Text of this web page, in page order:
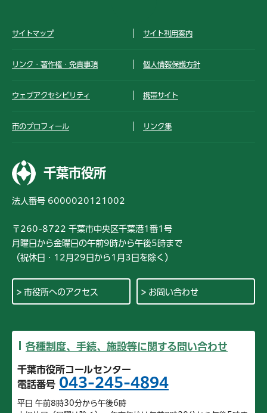
サイトマップ サイト利用案内
リンク・著作権・免責事項 個人情報保護方針
ウェブアクセシビリティ 携帯サイト
市のプロフィール リンク集
千葉市役所
法人番号 6000020121002
〒260-8722 千葉市中央区千葉港1番1号
月曜日から金曜日の午前9時から午後5時まで
（祝休日・12月29日から1月3日を除く）
市役所へのアクセス お問い合わせ
各種制度、手続、施設等に関する問い合わせ
千葉市役所コールセンター
電話番号 043-245-4894
平日 午前8時30分から午後6時